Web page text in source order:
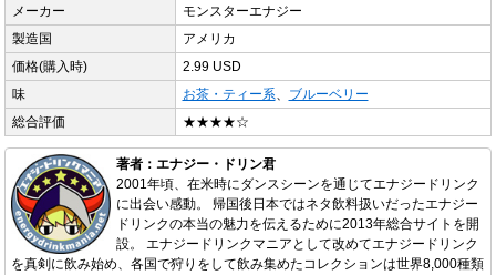
メーカー
モンスターエナジー
製造国
アメリカ
価格(購入時)
2.99 USD
味
お茶・ティー系、
ブルーベリー
総合評価
★★★★☆
著者：エナジー・ドリン君
2001年頃、在米時にダンスシーンを通じてエナジードリンク
に出会い感動。 帰国後日本ではネタ飲料扱いだったエナジー
ドリンクの本当の魅力を伝えるために2013年総合サイトを開
設。 エナジードリンクマニアとして改めてエナジードリンク
を真剣に飲み始め、各国で狩りをして飲み集めたコレクションは世界8,000種類